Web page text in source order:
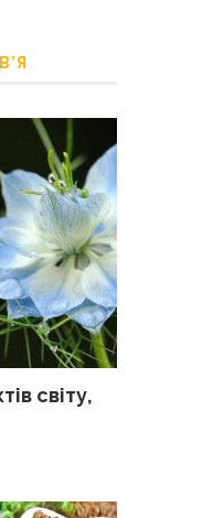
світу,